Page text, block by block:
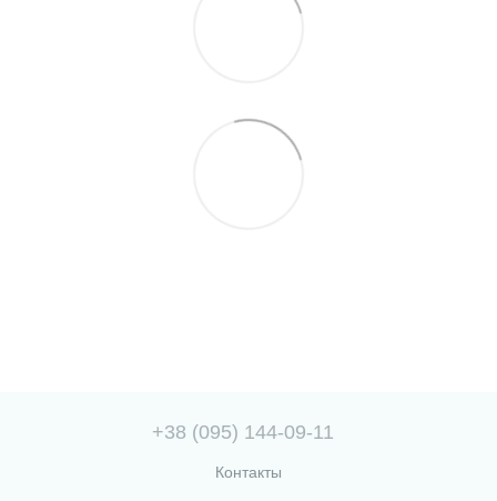
+38 (095) 144-09-11
Контакты